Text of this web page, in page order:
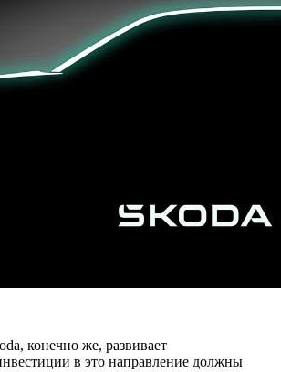
конечно же, развивает
в это направление должны